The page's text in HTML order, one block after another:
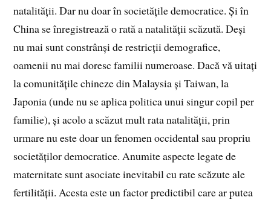
natalității. Dar nu doar în societățile democratice. Și în
China se înregistrează o rată a natalității scăzută. Deși
nu mai sunt constrânși de restricții demografice,
oamenii nu mai doresc familii numeroase. Dacă vă uitați
la comunitățile chineze din Malaysia și Taiwan, la
Japonia (unde nu se aplica politica unui singur copil per
familie), și acolo a scăzut mult rata natalității, prin
urmare nu este doar un fenomen occidental sau propriu
societăților democratice. Anumite aspecte legate de
maternitate sunt asociate inevitabil cu rate scăzute ale
fertilității. Acesta este un factor predictibil care ar putea